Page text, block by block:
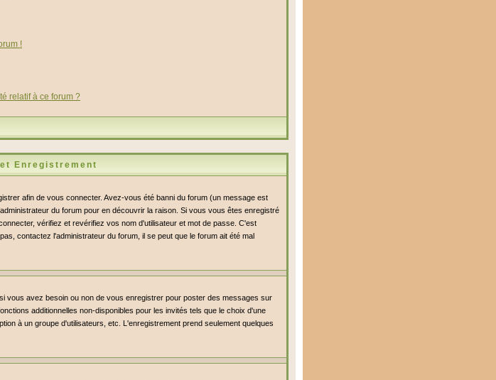
!
relatif à ce forum ?
Enregistrement
afin de vous connecter. Avez-vous été banni du forum (un message est
du forum pour en découvrir la raison. Si vous vous êtes enregistré
vérifiez et revérifiez vos nom d'utilisateur et mot de passe. C'est
contactez l'administrateur du forum, il se peut que le forum ait été mal
vous avez besoin ou non de vous enregistrer pour poster des messages sur
additionnelles non-disponibles pour les invités tels que le choix d'une
à un groupe d'utilisateurs, etc. L'enregistrement prend seulement quelques